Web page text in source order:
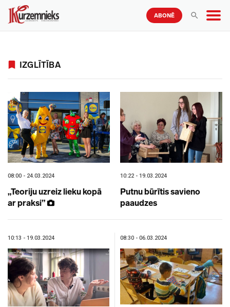
ABONĒ
IZGLĪTĪBA
08:00 - 24.03.2024
„Teoriju uzreiz lieku kopā
ar praksi”
10:22 - 19.03.2024
Putnu būrītis savieno
paaudzes
10:13 - 19.03.2024 08:30 - 06.03.2024